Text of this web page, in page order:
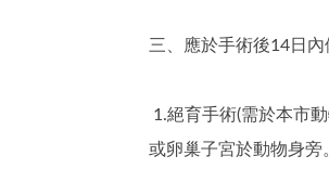
三、應於手術後14日
1.絕育手術(需於本市
或卵巢子宮於動物身旁